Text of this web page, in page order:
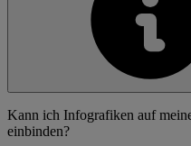
Kann ich Infografiken auf
einbinden?